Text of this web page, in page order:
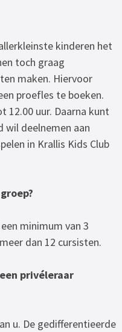
kinderen het
toch graag
maken. Hiervoor
proefles te boeken.
12.00 uur. Daarna kunt
wil deelnemen aan
in Krallis Kids Club
minimum van 3
dan 12 cursisten.
privéleraar
u. De gedifferentieerde